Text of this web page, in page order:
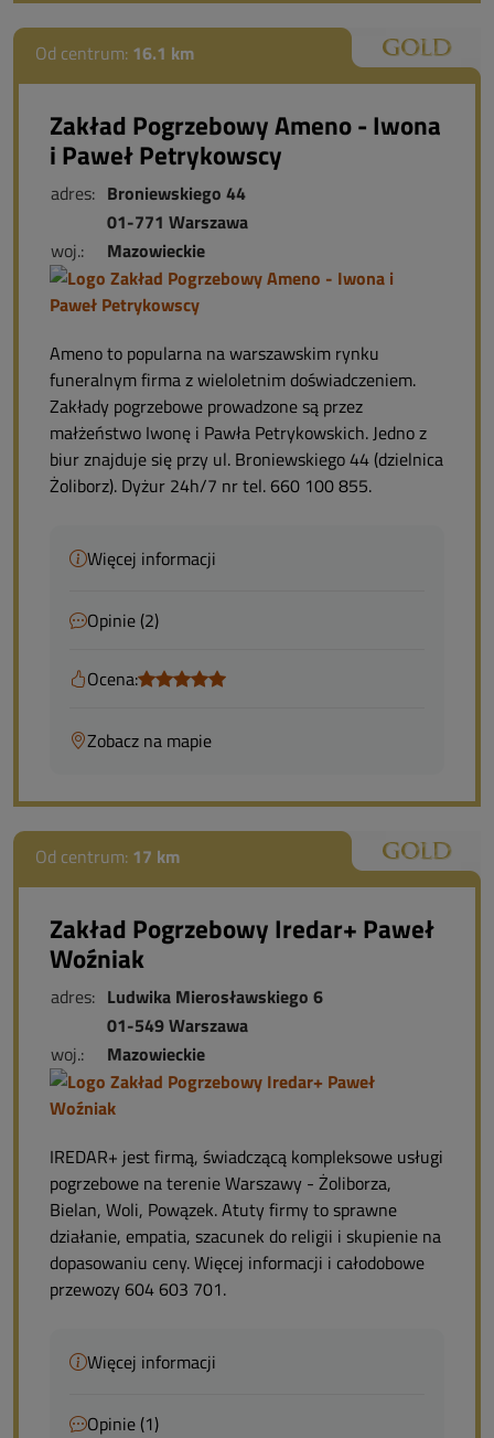
Od centrum: 16.1 km
Zakład Pogrzebowy Ameno - Iwona
i Paweł Petrykowscy
adres: Broniewskiego 44
01-771 Warszawa
woj.:
Mazowieckie
Ameno to popularna na warszawskim rynku
funeralnym firma z wieloletnim doświadczeniem.
Zakłady pogrzebowe prowadzone są przez
małżeństwo Iwonę i Pawła Petrykowskich. Jedno z
biur znajduje się przy ul. Broniewskiego 44 (dzielnica
Żoliborz). Dyżur 24h/7 nr tel. 660 100 855.
Więcej informacji
Opinie (2)
Ocena:
Zobacz na mapie
Od centrum: 17 km
Zakład Pogrzebowy Iredar+ Paweł
Woźniak
adres: Ludwika Mierosławskiego 6
01-549 Warszawa
woj.:
Mazowieckie
IREDAR+ jest firmą, świadczącą kompleksowe usługi
pogrzebowe na terenie Warszawy - Żoliborza,
Bielan, Woli, Powązek. Atuty firmy to sprawne
działanie, empatia, szacunek do religii i skupienie na
dopasowaniu ceny. Więcej informacji i całodobowe
przewozy 604 603 701.
Więcej informacji
Opinie (1)